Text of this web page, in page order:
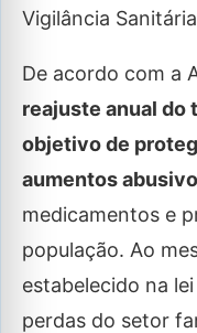
Vigilância
De acordo com a
reajuste anual do
objetivo de
aumentos
medicamentos e
população. Ao
estabelecido na
perdas do setor